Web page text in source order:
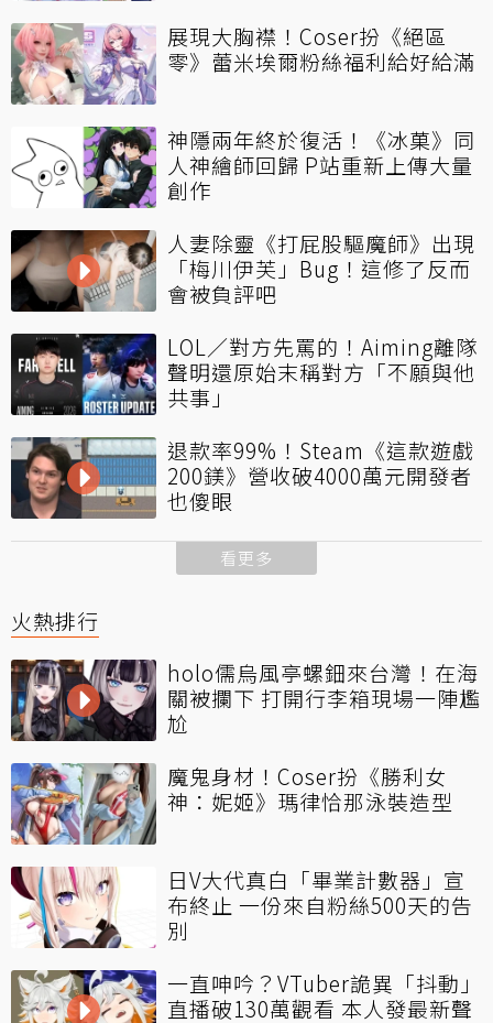
展現大胸襟！Coser扮《絕區
零》蕾米埃爾粉絲福利給好給滿
神隱兩年終於復活！《冰菓》同
人神繪師回歸 P站重新上傳大量
創作
人妻除靈《打屁股驅魔師》出現
「梅川伊芙」Bug！這修了反而
會被負評吧
LOL／對方先罵的！Aiming離隊
聲明還原始末稱對方「不願與他
共事」
退款率99%！Steam《這款遊戲
200鎂》營收破4000萬元開發者
也傻眼
看更多
火熱排行
holo儒烏風亭螺鈿來台灣！在海
關被攔下 打開行李箱現場一陣尷
尬
魔鬼身材！Coser扮《勝利女
神：妮姬》瑪律恰那泳裝造型
日V大代真白「畢業計數器」宣
布終止 一份來自粉絲500天的告
別
一直呻吟？VTuber詭異「抖動」
直播破130萬觀看 本人發最新聲